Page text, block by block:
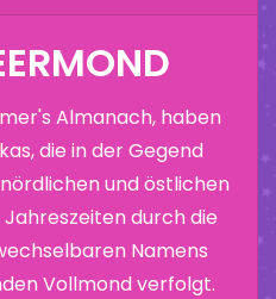
Almanach, haben
die in der Gegend
und östlichen
durch die
Namens
Vollmond verfolgt.